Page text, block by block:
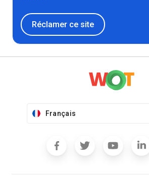
Réclamer ce site
Français